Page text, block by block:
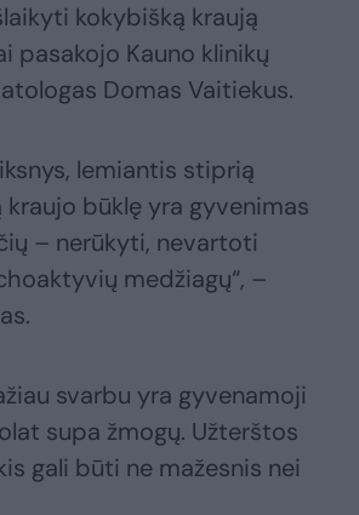
kokybišką kraują
pasakojo Kauno klinikų
Domas Vaitiekus.
lemiantis stiprią
kraujo būklę yra gyvenimas
– nerūkyti, nevartoti
medžiagų“, –
svarbu yra gyvenamoji
supa žmogų. Užterštos
gali būti ne mažesnis nei